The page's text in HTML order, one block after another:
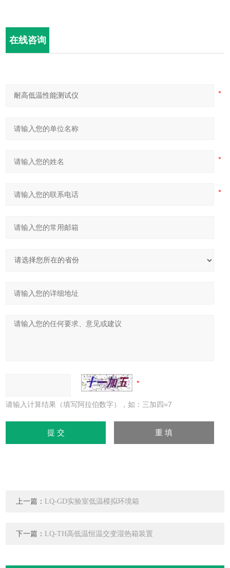
在线咨询
请输入计算结果（填写阿拉伯数字），如：三加四=7
上一篇： LQ-GD实验室低温模拟环境箱
下一篇： LQ-TH高低温恒温交变湿热箱装置